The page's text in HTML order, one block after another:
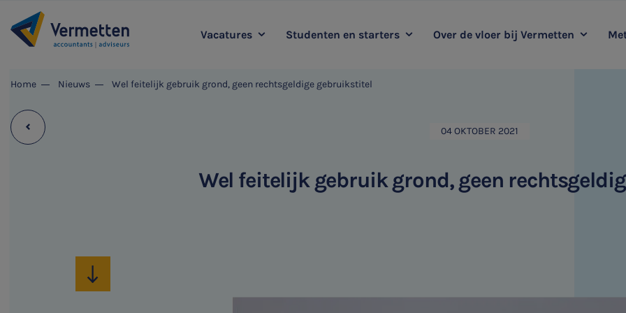
|
Vacatures Studenten en starters Over de vloer bij Vermetten
Home Nieuws Wel feitelijk gebruik grond, geen rechtsgeldige gebruikstitel
04 OKTOBER 2021
Wel feitelijk gebruik grond, geen